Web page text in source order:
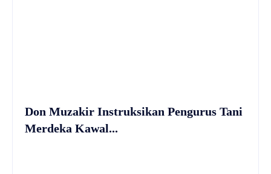
Don Muzakir Instruksikan Pengurus Tani
Merdeka Kawal...